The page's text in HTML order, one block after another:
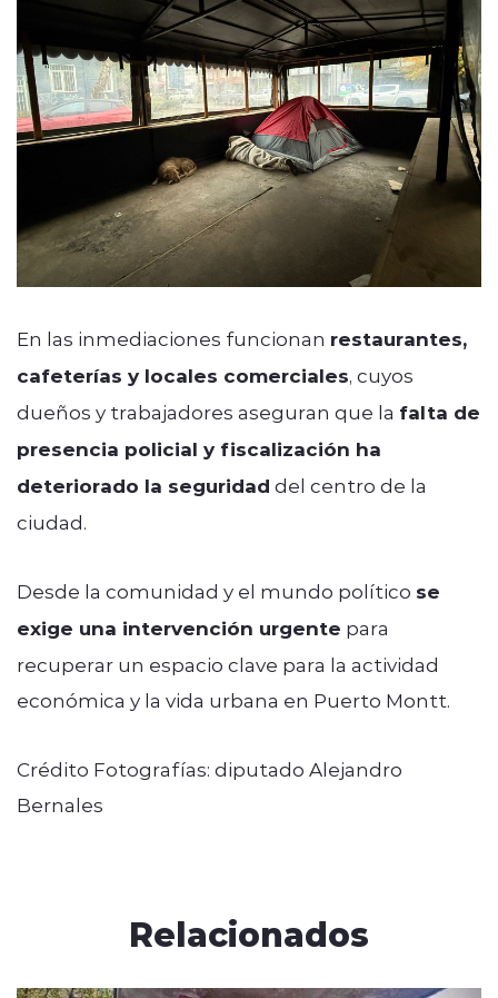
En las inmediaciones funcionan restaurantes,
cafeterías y locales comerciales, cuyos
dueños y trabajadores aseguran que la falta de
presencia policial y fiscalización ha
deteriorado la seguridad del centro de la
ciudad.
Desde la comunidad y el mundo político se
exige una intervención urgente para
recuperar un espacio clave para la actividad
económica y la vida urbana en Puerto Montt.
Crédito Fotografías: diputado Alejandro
Bernales
Relacionados